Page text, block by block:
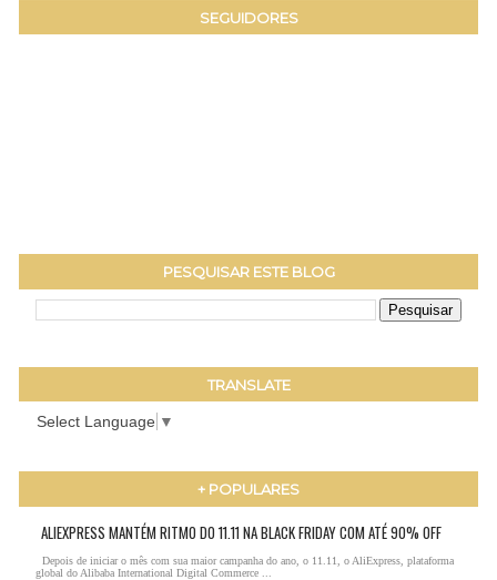
SEGUIDORES
PESQUISAR ESTE BLOG
TRANSLATE
Select Language ▼
+ POPULARES
ALIEXPRESS MANTÉM RITMO DO 11.11 NA BLACK FRIDAY COM ATÉ 90% OFF
Depois de iniciar o mês com sua maior campanha do ano, o 11.11, o AliExpress, plataforma
global do Alibaba International Digital Commerce ...